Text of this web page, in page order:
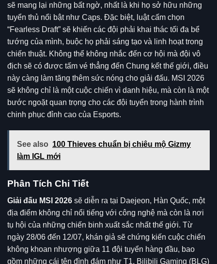
sẽ mang lại những bất ngờ, nhất là khi họ sở hữu những
tuyển thủ nổi bật như Caps. Đặc biệt, luật cấm chọn
“Fearless Draft” sẽ khiến các đội phải khai thác tối đa bể
tướng của mình, buộc họ phải sáng tạo và linh hoạt trong
chiến thuật. Không thể không nhắc đến cơ hội mà đội vô
địch sẽ có được tấm vé thẳng đến Chung kết thế giới, điều
này càng làm tăng thêm sức nóng cho giải đấu. MSI 2026
sẽ không chỉ là một cuộc chiến vì danh hiệu, mà còn là một
bước ngoặt quan trọng cho các đội tuyển trong hành trình
chinh phục đỉnh cao của Esports.
See also 100 Thieves chuẩn bị chiêu mộ Gizmy
làm IGL mới
Phân Tích Chi Tiết
Giải đấu MSI 2026 sẽ diễn ra tại Daejeon, Hàn Quốc, một
địa điểm không chỉ nổi tiếng với công nghệ mà còn là nơi
tụ hội của những chiến binh xuất sắc nhất thế giới. Từ
ngày 28/06 đến 12/07, khán giả sẽ chứng kiến cuộc chiến
không khoan nhượng giữa 11 đội tuyển hàng đầu, bao
gồm những cái tên đình đám như T1, Bilibili Gaming (BLG)